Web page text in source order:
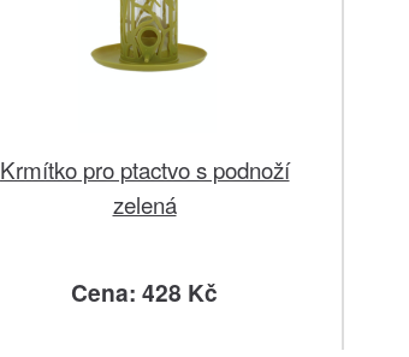
Krmítko pro ptactvo s podnoží
zelená
Cena: 428 Kč